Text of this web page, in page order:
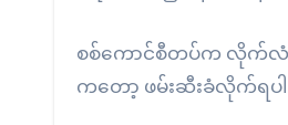
စစ်ကောင်စီတပ်က လိုက်လံဖ
ကတော့ ဖမ်းဆီးခံလိုက်ရပ